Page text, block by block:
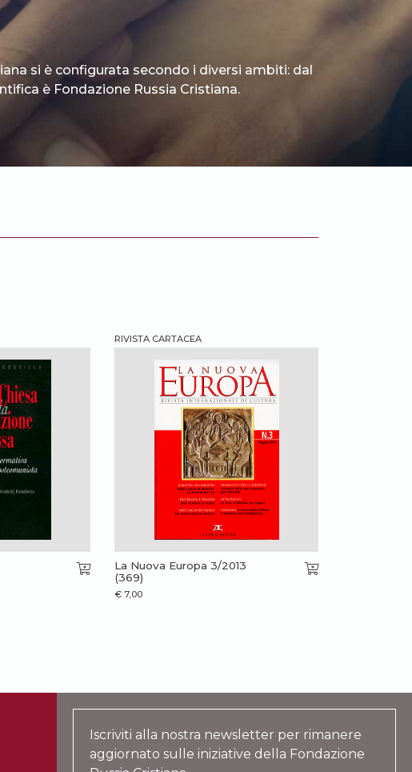
si è configurata secondo i diversi ambiti: dal
è Fondazione Russia Cristiana.
RIVISTA CARTACEA
La Nuova Europa 3/2013
(369)
€ 7,00
Iscriviti alla nostra newsletter per rimanere
aggiornato sulle iniziative della Fondazione